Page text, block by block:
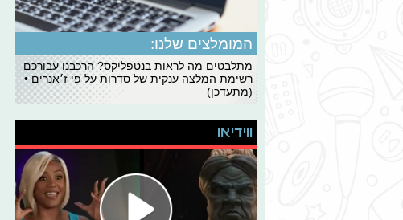
המומלצים שלנו:
מתלבטים מה לראות בנטפליקס? הרכבנו עבורכם
רשימת המלצה ענקית של סדרות על פי ז׳אנרים •
(מתעדכן)
ווידיאו